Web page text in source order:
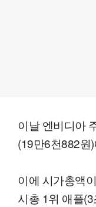
이날 엔비디아
(19만6천882원
이에 시가총액
시총 1위 애플